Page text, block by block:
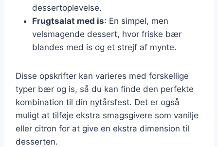
dessertoplevelse.
Frugtsalat med is: En simpel, men
velsmagende dessert, hvor friske bær
blandes med is og et strejf af mynte.
Disse opskrifter kan varieres med forskellige
typer bær og is, så du kan finde den perfekte
kombination til din nytårsfest. Det er også
muligt at tilføje ekstra smagsgivere som vanilje
eller citron for at give en ekstra dimension til
desserten.